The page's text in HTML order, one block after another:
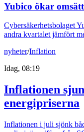
Yubico ökar
Cybersäkerhetsbolaget
andra kvartalet jämfört
nyheter/Inflation
Idag, 08:19
Inflationen
energipriserna
Inflationen i juli sjönk